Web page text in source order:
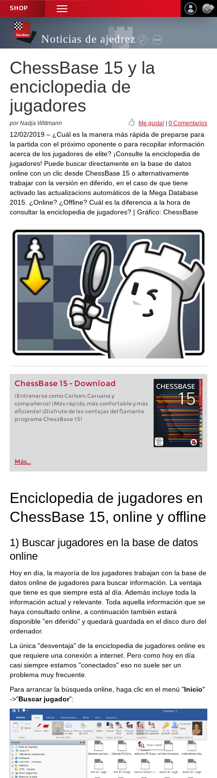
SHOP
TOGGLE
NAVIGATION
Noticias de ajedrez
ChessBase 15 y la
enciclopedia de
jugadores
por Nadja Wittmann Me gusta! 0 Comentarios
12/02/2019 – ¿Cuál es la manera más rápida de preparse para
la partida con el próximo oponente o para recopilar información
acerca de los jugadores de elite? ¡Consulte la enciclopedia de
jugadores! Puede buscar directamente en la base de datos
online con un clic desde ChessBase 15 o alternativamente
trabajar con la versión en diferido, en el caso de que tiene
activado las actualizacions automáticos de la Mega Database
2015. ¿Online? ¿Offline? Cuál es la diferencia a la hora de
consultar la enciclopedia de jugadores? | Gráfico: ChessBase
ChessBase 15 - Download
¡Entrenarse como Carlsen, Caruana y
compañeros! ¡Más rápido, más confortable y más
eficiente! ¡Disfrute de las ventajas del flamante
programa ChessBase 15!
Más...
Enciclopedia de jugadores en
ChessBase 15, online y offline
1) Buscar jugadores en la base de datos
online
Hoy en día, la mayoría de los jugadores trabajan con la base de
datos online de jugadores para buscar información. La ventaja
que tiene es que siempre está al día. Además incluye toda la
información actual y relevante. Toda aquella información que se
haya consultado online, a continuación también estará
disponible "en diferido" y quedará guardada en el disco duro del
ordenador.
La única "desventaja" de la enciclopedia de jugadores online es
que requiere una conexión a internet. Pero como hoy en día
casi siempre estamos "conectados" eso no suele ser un
problema muy frecuente.
Para arrancar la búsqueda online, haga clic en el menú "Inicio"
->"Buscar jugador":